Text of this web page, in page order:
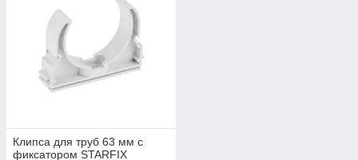
Клипса для труб 63 мм с
фиксатором STARFIX